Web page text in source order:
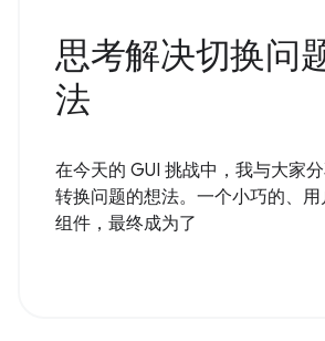
思考解决切换问
法
在今天的 GUI 挑战中，我与大家
转换问题的想法。一个小巧的、
组件，最终成为了